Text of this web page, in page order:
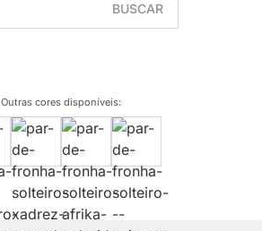
BUSCAR
Outras cores disponíveis: